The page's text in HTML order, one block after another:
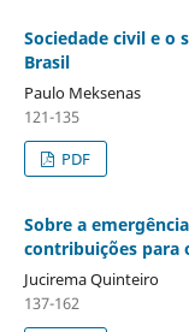
Sociedade civil e o
Brasil
Paulo Meksenas
121-135
PDF
Sobre a
contribuições para
Jucirema Quinteiro
137-162